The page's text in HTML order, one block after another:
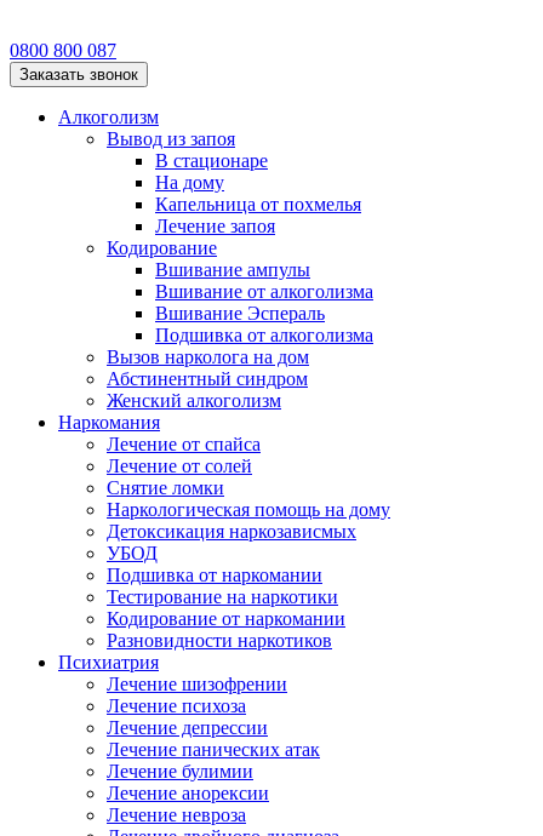
0800 800 087
Заказать звонок
Алкоголизм
Вывод из запоя
В стационаре
На дому
Капельница от похмелья
Лечение запоя
Кодирование
Вшивание ампулы
Вшивание от алкоголизма
Вшивание Эспераль
Подшивка от алкоголизма
Вызов нарколога на дом
Абстинентный синдром
Женский алкоголизм
Наркомания
Лечение от спайса
Лечение от солей
Снятие ломки
Наркологическая помощь на дому
Детоксикация наркозависмых
УБОД
Подшивка от наркомании
Тестирование на наркотики
Кодирование от наркомании
Разновидности наркотиков
Психиатрия
Лечение шизофрении
Лечение психоза
Лечение депрессии
Лечение панических атак
Лечение булимии
Лечение анорексии
Лечение невроза